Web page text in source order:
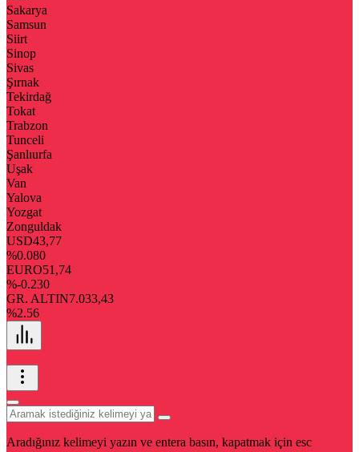
Sakarya
Samsun
Siirt
Sinop
Sivas
Şırnak
Tekirdağ
Tokat
Trabzon
Tunceli
Şanlıurfa
Uşak
Van
Yalova
Yozgat
Zonguldak
USD43,77
%0.080
EURO51,74
%-0.230
GR. ALTIN7.033,43
%2.56
Aradığınız kelimeyi yazın ve entera basın, kapatmak için esc